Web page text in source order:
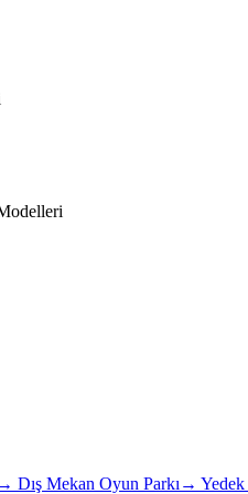
→ Dış Mekan Oyun Parkı→ Yedek